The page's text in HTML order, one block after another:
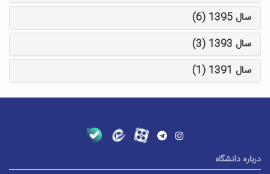
سال 1395 (6)
سال 1393 (3)
سال 1391 (1)
درباره دانشگاه